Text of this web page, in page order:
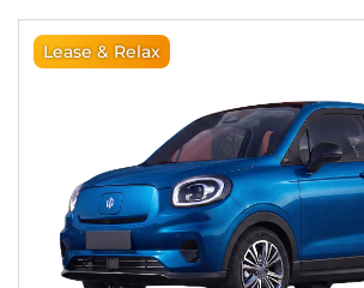
Lease & Relax